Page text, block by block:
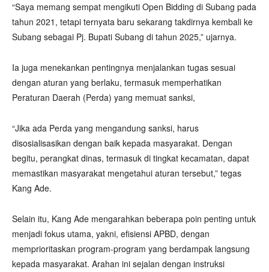
“Saya memang sempat mengikuti Open Bidding di Subang pada
tahun 2021, tetapi ternyata baru sekarang takdirnya kembali ke
Subang sebagai Pj. Bupati Subang di tahun 2025,” ujarnya.
Ia juga menekankan pentingnya menjalankan tugas sesuai
dengan aturan yang berlaku, termasuk memperhatikan
Peraturan Daerah (Perda) yang memuat sanksi,
“Jika ada Perda yang mengandung sanksi, harus
disosialisasikan dengan baik kepada masyarakat. Dengan
begitu, perangkat dinas, termasuk di tingkat kecamatan, dapat
memastikan masyarakat mengetahui aturan tersebut,” tegas
Kang Ade.
Selain itu, Kang Ade mengarahkan beberapa poin penting untuk
menjadi fokus utama, yakni, efisiensi APBD, dengan
memprioritaskan program-program yang berdampak langsung
kepada masyarakat. Arahan ini sejalan dengan instruksi